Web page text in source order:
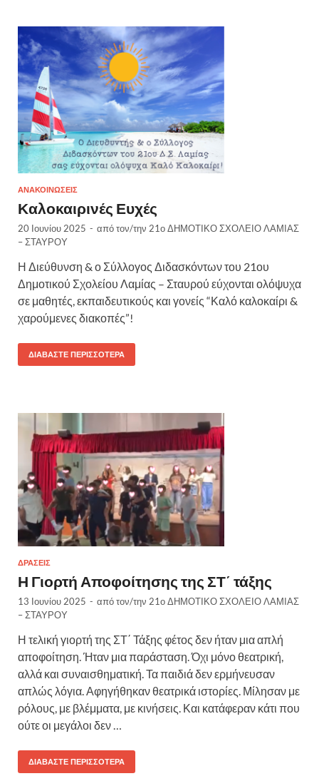
ΑΝΑΚΟΙΝΏΣΕΙΣ
Καλοκαιρινές Ευχές
20 Ιουνίου 2025 - από τον/την 21ο ΔΗΜΟΤΙΚΟ ΣΧΟΛΕΙΟ ΛΑΜΙΑΣ
– ΣΤΑΥΡΟΥ
Η Διεύθυνση & ο Σύλλογος Διδασκόντων του 21ου
Δημοτικού Σχολείου Λαμίας – Σταυρού εύχονται ολόψυχα
σε μαθητές, εκπαιδευτικούς και γονείς “Καλό καλοκαίρι &
χαρούμενες διακοπές”!
ΔΙΑΒΆΣΤΕ ΠΕΡΙΣΣΌΤΕΡΑ
ΔΡΆΣΕΙΣ
Η Γιορτή Αποφοίτησης της ΣΤ΄ τάξης
13 Ιουνίου 2025 - από τον/την 21ο ΔΗΜΟΤΙΚΟ ΣΧΟΛΕΙΟ ΛΑΜΙΑΣ
– ΣΤΑΥΡΟΥ
Η τελική γιορτή της ΣΤ΄ Τάξης φέτος δεν ήταν μια απλή
αποφοίτηση. Ήταν μια παράσταση. Όχι μόνο θεατρική,
αλλά και συναισθηματική. Τα παιδιά δεν ερμήνευσαν
απλώς λόγια. Αφηγήθηκαν θεατρικά ιστορίες. Μίλησαν με
ρόλους, με βλέμματα, με κινήσεις. Και κατάφεραν κάτι που
ούτε οι μεγάλοι δεν …
ΔΙΑΒΆΣΤΕ ΠΕΡΙΣΣΌΤΕΡΑ